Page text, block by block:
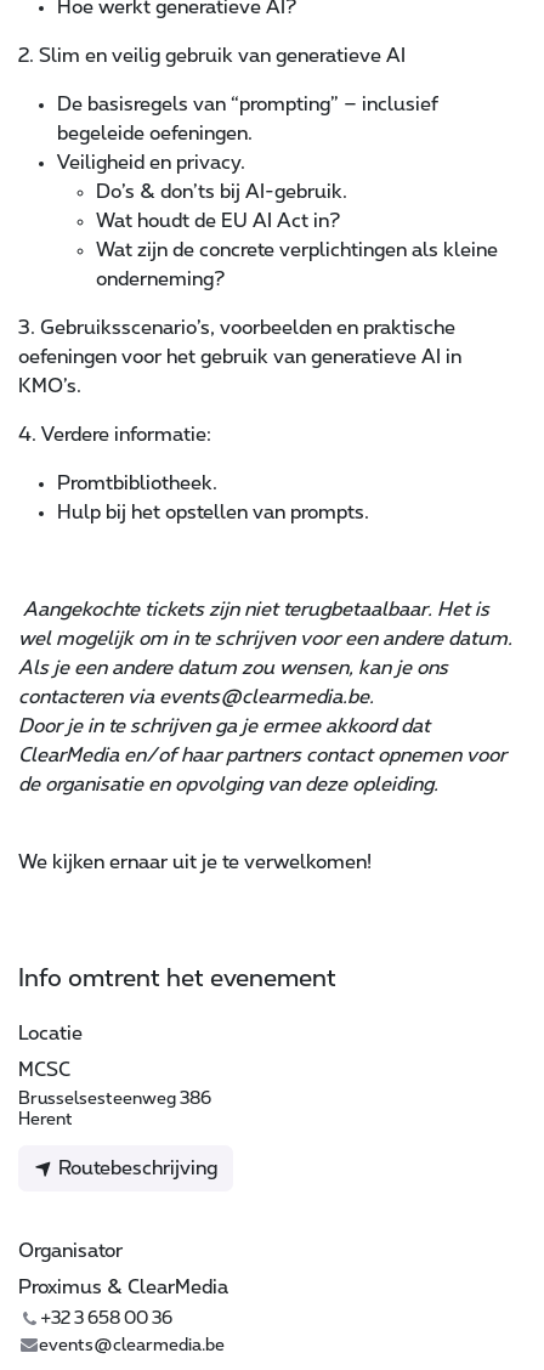
Hoe werkt generatieve AI?
2. Slim en veilig gebruik van generatieve AI
De basisregels van “prompting” – inclusief
begeleide oefeningen.
Veiligheid en privacy.
Do’s & don’ts bij AI-gebruik.
Wat houdt de EU AI Act in?
Wat zijn de concrete verplichtingen als kleine
onderneming?
3. Gebruiksscenario’s, voorbeelden en praktische
oefeningen voor het gebruik van generatieve AI in
KMO’s.
4. Verdere informatie:
Promtbibliotheek.
Hulp bij het opstellen van prompts.
Aangekochte tickets zijn niet terugbetaalbaar. Het is
wel mogelijk om in te schrijven voor een andere datum.
Als je een andere datum zou wensen, kan je ons
contacteren via events@clearmedia.be.
Door je in te schrijven ga je ermee akkoord dat
ClearMedia en/of haar partners contact opnemen voor
de organisatie en opvolging van deze opleiding.
We kijken ernaar uit je te verwelkomen!
Info omtrent het evenement
Locatie
MCSC
Brusselsesteenweg 386
Herent
Routebeschrijving
Organisator
Proximus & ClearMedia
+32 3 658 00 36
events@clearmedia.be